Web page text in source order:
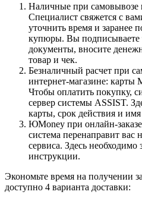
Наличные при самовывозе
Специалист свяжется с
уточнить время и заранее
купюры. Вы подписываете
документы, вносите
товар и чек.
Безналичный расчет при
интернет-магазине: карты
Чтобы оплатить покупку,
сервер системы ASSIST.
карты, срок действия и имя
ЮMoney при онлайн-
система перенаправит вас
сервиса. Здесь
инструкции.
Экономьте время на получении
доступно 4 варианта доставки: